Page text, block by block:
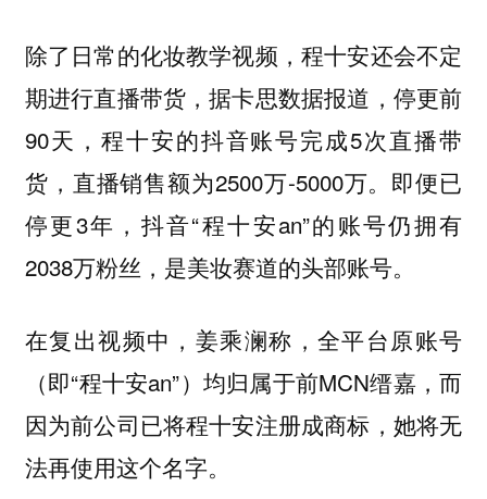
除了日常的化妆教学视频，程十安还会不定
期进行直播带货，据卡思数据报道，停更前
90天，程十安的抖音账号完成5次直播带
货，直播销售额为2500万-5000万。即便已
停更3年，抖音“程十安an”的账号仍拥有
2038万粉丝，是美妆赛道的头部账号。
在复出视频中，姜乘澜称，全平台原账号
（即“程十安an”）均归属于前MCN缙嘉，而
因为前公司已将程十安注册成商标，她将无
法再使用这个名字。